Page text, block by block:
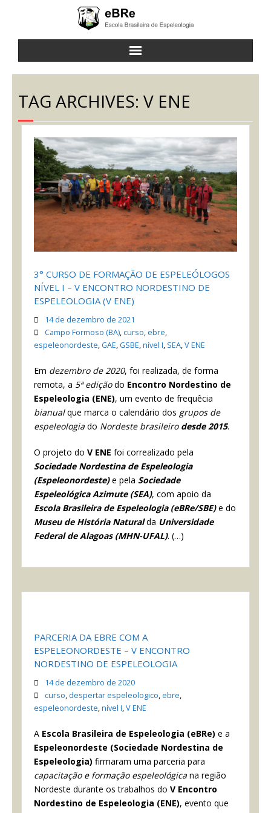
a eBRe
cursos
atividades
notícias
contato
TAG ARCHIVES: V ENE
3° CURSO DE FORMAÇÃO DE ESPELEÓLOGOS
NÍVEL I – V ENCONTRO NORDESTINO DE
ESPELEOLOGIA (V ENE)
14 de dezembro de 2021
Campo Formoso (BA), curso, ebre,
espeleonordeste, GAE, GSBE,nível I, SEA,V ENE
Em dezembro de 2020, foi realizada, de forma
remota, a 5ª ediçãodo Encontro Nordestino de
Espeleologia (ENE), um evento de frequêcia
bianualque marca o calendário dos grupos de
espeleologia do Nordeste brasileiro desde 2015.
O projeto do V ENE foi correalizado pela
Sociedade Nordestina de Espeleologia
(Espeleonordeste)e pela Sociedade
Espeleológica Azimute (SEA), com apoio da
Escola Brasileira de Espeleologia (eBRe/SBE)e do
Museu de História Naturalda Universidade
Federal de Alagoas (MHN-UFAL). (…)
PARCERIA DA EBRE COM A
ESPELEONORDESTE – V ENCONTRO
NORDESTINO DE ESPELEOLOGIA
14 de dezembro de 2020
curso, despertar espeleologico, ebre,
espeleonordeste,nível I,V ENE
A Escola Brasileira de Espeleologia (eBRe) e a
Espeleonordeste (Sociedade Nordestina de
Espeleologia) firmaram uma parceria para
capacitação e formação espeleológica na região
Nordeste durante os trabalhos do V Encontro
Nordestino de Espeleologia (ENE), evento que